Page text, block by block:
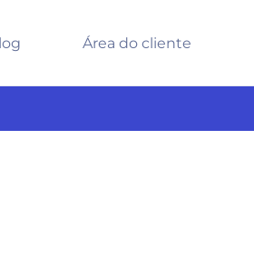
Área do cliente